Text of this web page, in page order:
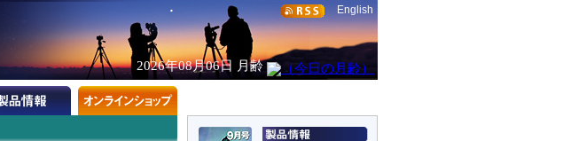
English
2026年08月06日 月齢